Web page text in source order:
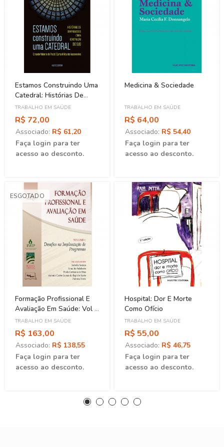
Estamos Construindo Uma
Catedral: Histórias De
Compromisso Com A
Construção Do SUS
TRABALHO EM SAÚDE
R$ 72,00
Associado: R$ 61,20
Faça login para ter
acesso ao desconto.
ESGOTADO
Formação Profissional E
Avaliação Em Saúde: Vol 1
- Desafios Na Implantação
De Programas
TRABALHO EM SAÚDE
R$ 163,00
Associado: R$ 138,55
Faça login para ter
acesso ao desconto.
Medicina & Sociedade
TRABALHO EM SAÚDE
R$ 64,00
Associado: R$ 54,40
Faça login para ter
acesso ao desconto.
Hospital: Dor E Morte
Como Ofício
TRABALHO EM SAÚDE
R$ 55,00
Associado: R$ 46,75
Faça login para ter
acesso ao desconto.